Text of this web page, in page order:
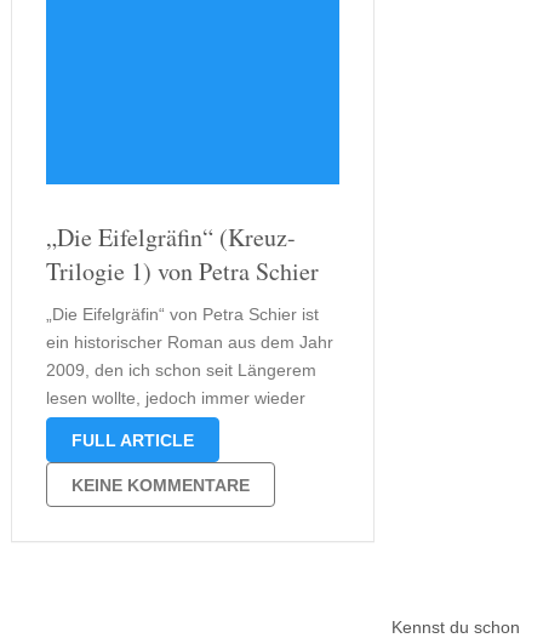
„Die Eifelgräfin“ (Kreuz-
Trilogie 1) von Petra Schier
„Die Eifelgräfin“ von Petra Schier ist
ein historischer Roman aus dem Jahr
2009, den ich schon seit Längerem
lesen wollte, jedoch immer wieder
aufgeschoben habe. Nun jedoch bot
ersten Teil der Kreuz-Trilogie und
seine Folgebände zu lesen.
Schließlich ist mit „Das …
FULL ARTICLE
KEINE KOMMENTARE
Kennst du schon